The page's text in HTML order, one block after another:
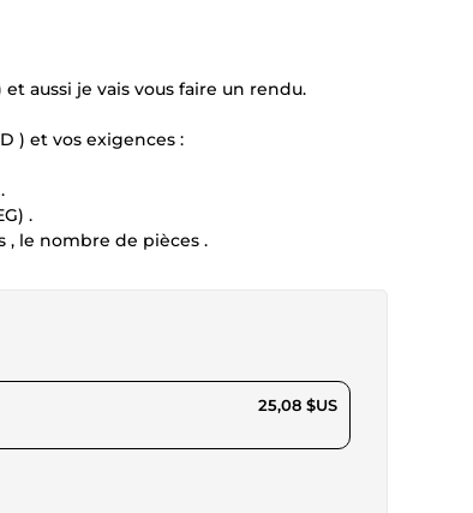
aussi je vais vous faire un rendu.
) et vos exigences :
.
, le nombre de pièces .
25,08 $US